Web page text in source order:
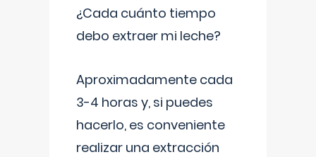
¿Cada cuánto tiempo
debo extraer mi leche?
Aproximadamente cada
3-4 horas y, si puedes
hacerlo, es conveniente
realizar una extracción